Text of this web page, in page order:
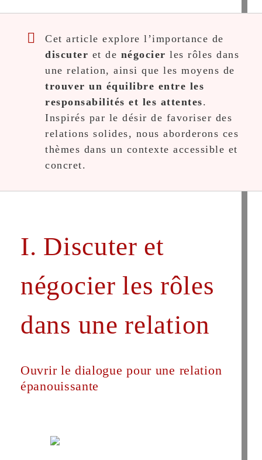
Cet article explore l’importance de
discuter et de négocier les rôles dans
une relation, ainsi que les moyens de
trouver un équilibre entre les
responsabilités et les attentes.
Inspirés par le désir de favoriser des
relations solides, nous aborderons ces
thèmes dans un contexte accessible et
concret.
I. Discuter et
négocier les rôles
dans une relation
Ouvrir le dialogue pour une relation
épanouissante